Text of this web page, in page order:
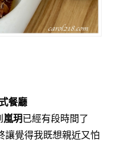
餐廳
嵐玥已經有段時間了
讓覺得我既想親近又怕